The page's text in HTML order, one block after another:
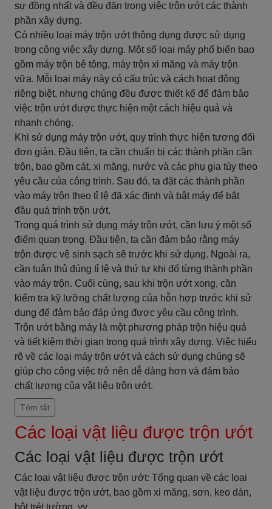
sự đồng nhất và đều đặn trong việc trộn ướt các thành
phần xây dựng.
Có nhiều loại máy trộn ướt thông dụng được sử dụng
trong công việc xây dựng. Một số loại máy phổ biến bao
gồm máy trộn bê tông, máy trộn xi măng và máy trộn
vữa. Mỗi loại máy này có cấu trúc và cách hoạt động
riêng biệt, nhưng chúng đều được thiết kế để đảm bảo
việc trộn ướt được thực hiện một cách hiệu quả và
nhanh chóng.
Khi sử dụng máy trộn ướt, quy trình thực hiện tương đối
đơn giản. Đầu tiên, ta cần chuẩn bị các thành phần cần
trộn, bao gồm cát, xi măng, nước và các phụ gia tùy theo
yêu cầu của công trình. Sau đó, ta đặt các thành phần
vào máy trộn theo tỉ lệ đã xác định và bật máy để bắt
đầu quá trình trộn ướt.
Trong quá trình sử dụng máy trộn ướt, cần lưu ý một số
điểm quan trọng. Đầu tiên, ta cần đảm bảo rằng máy
trộn được vệ sinh sạch sẽ trước khi sử dụng. Ngoài ra,
cần tuân thủ đúng tỉ lệ và thứ tự khi đổ từng thành phần
vào máy trộn. Cuối cùng, sau khi trộn ướt xong, cần
kiểm tra kỹ lưỡng chất lượng của hỗn hợp trước khi sử
dụng để đảm bảo đáp ứng được yêu cầu công trình.
Trộn ướt bằng máy là một phương pháp trộn hiệu quả
và tiết kiệm thời gian trong quá trình xây dựng. Việc hiểu
rõ về các loại máy trộn ướt và cách sử dụng chúng sẽ
giúp cho công việc trở nên dễ dàng hơn và đảm bảo
chất lượng của vật liệu trộn ướt.
Tóm tắt
Các loại vật liệu được trộn ướt
Các loại vật liệu được trộn ướt
Các loại vật liệu được trộn ướt: Tổng quan về các loại
vật liệu được trộn ướt, bao gồm xi măng, sơn, keo dán,
bột trét tường, vv.